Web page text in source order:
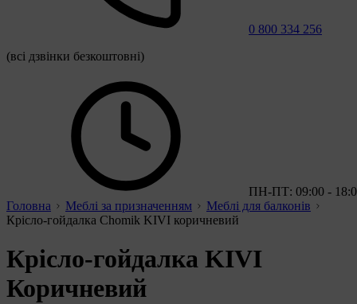
0 800 334 256
(всі дзвінки безкоштовні)
ПН-ПТ: 09:00 -
Головна
Меблі за призначенням
Меблі для балконів
Крісло-гойдалка Chomik KIVI коричневий
Крісло-гойдалка KIVI
Коричневий